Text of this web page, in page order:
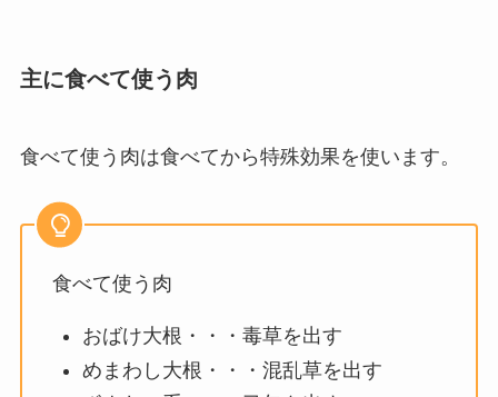
主に食べて使う肉
食べて使う肉は食べてから特殊効果を使います。
食べて使う肉
おばけ大根・・・毒草を出す
めまわし大根・・・混乱草を出す